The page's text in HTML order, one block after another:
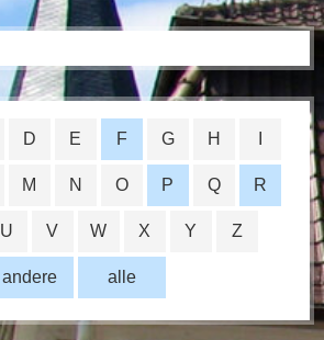
alle
D E F G H
M N O P Q R
U V W X Y Z
andere